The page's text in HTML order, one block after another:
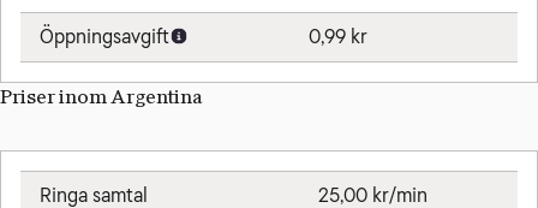
Öppningsavgift 0,99 kr
Priser inom Argentina
Ringa samtal 25,00 kr/min